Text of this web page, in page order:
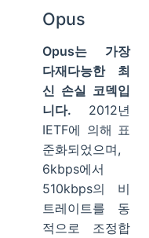
Opus
Opus는 가장
다재다능한 최
신 손실 코덱입
니다. 2012년
IETF에 의해 표
준화되었으며,
6kbps에서
510kbps의 비
트레이트를 동
적으로 조정합